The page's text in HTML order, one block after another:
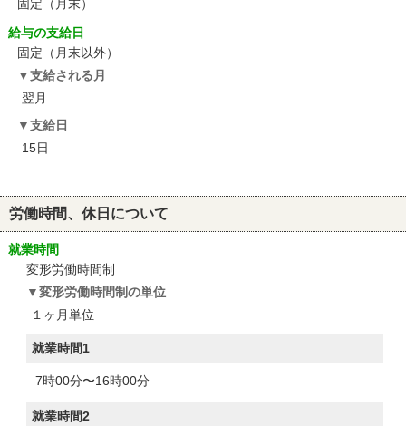
固定（月末）
給与の支給日
固定（月末以外）
支給される月
翌月
支給日
15日
労働時間、休日について
就業時間
変形労働時間制
変形労働時間制の単位
１ヶ月単位
就業時間1
7時00分〜16時00分
就業時間2